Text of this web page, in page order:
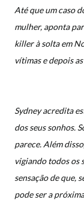
Até que um caso
mulher, aponta
killer à solta em
vítimas e depois
Sydney acredita
dos seus sonhos.
parece. Além
vigiando todos os
sensação de que,
pode ser a